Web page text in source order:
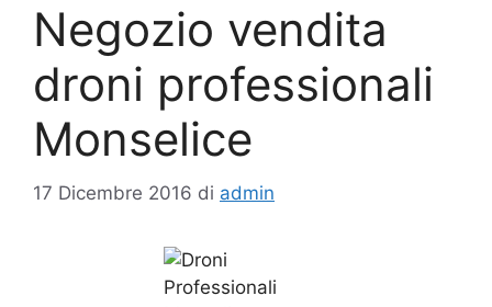
Negozio vendita
droni professionali
Monselice
17 Dicembre 2016 di admin